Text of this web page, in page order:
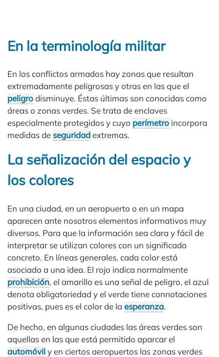
En la terminología militar
En los conflictos armados hay zonas que resultan
extremadamente peligrosas y otras en las que el
peligrodisminuye. Éstas últimas son conocidas como
áreas o zonas verdes. Se trata de enclaves
especialmente protegidos y cuyo perímetro incorpora
medidas de seguridadextremas.
La señalización del espacio y
los colores
En una ciudad, en un aeropuerto o en un mapa
aparecen ante nosotros elementos informativos muy
diversos. Para que la información sea clara y fácil de
interpretar se utilizan colores con un significado
concreto. En líneas generales, cada color está
asociado a una idea. El rojo indica normalmente
prohibición, el amarillo es una señal de peligro, el azul
denota obligatoriedad y el verde tiene connotaciones
positivas, pues es el color de la esperanza.
De hecho, en algunas ciudades las áreas verdes son
aquellas en las que está permitido aparcar el
automóvily en ciertos aeropuertos las zonas verdes